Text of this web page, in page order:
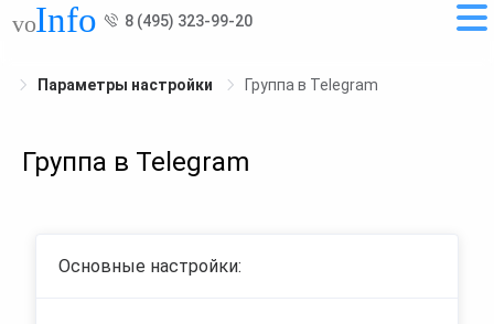
8 (495) 323-99-20
Параметры настройки Группа в Telegram
Группа в Telegram
Основные настройки: